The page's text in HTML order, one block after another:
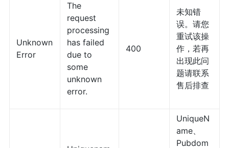
Unknown
Error
The
request
processing
has failed
due to
some
unknown
error.
400
未知错
误。请您
重试该操
作，若再
出现此问
题请联系
售后排查
UniqueN
ame、
Pubdom